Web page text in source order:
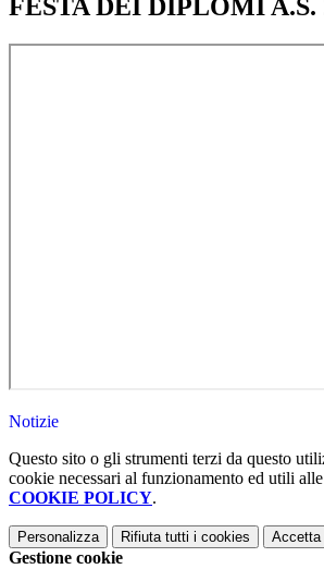
FESTA DEI DIPLOMI A.S.
Notizie
Questo sito o gli strumenti terzi da questo
cookie necessari al funzionamento ed utili
COOKIE POLICY.
Personalizza Rifiuta tutti i cookies Accetta
Gestione cookie